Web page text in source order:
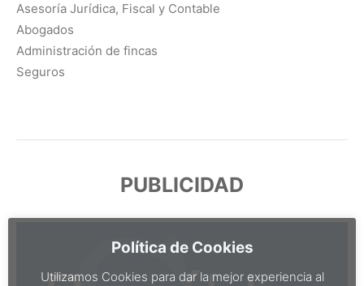
Asesoría Jurídica, Fiscal y Contable
Abogados
Administración de fincas
Seguros
PUBLICIDAD
Política de Cookies
Utilizamos Cookies para dar la mejor experiencia al